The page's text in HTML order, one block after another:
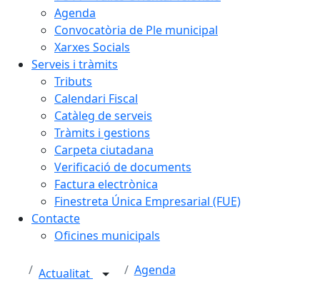
Agenda
Convocatòria de Ple municipal
Xarxes Socials
Serveis i tràmits
Tributs
Calendari Fiscal
Catàleg de serveis
Tràmits i gestions
Carpeta ciutadana
Verificació de documents
Factura electrònica
Finestreta Única Empresarial (FUE)
Contacte
Oficines municipals
Actualitat Agenda